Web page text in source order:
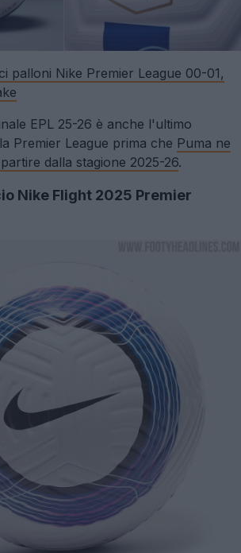
palloni Nike Premier League 00-01,
EPL 25-26 è anche l'ultimo
Premier League prima che Puma ne
dalla stagione 2025-26.
Nike Flight 2025 Premier